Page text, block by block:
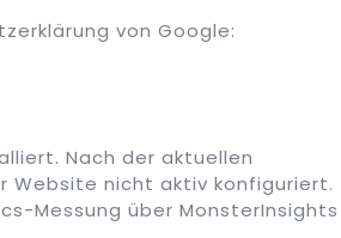
von Google:
Nach der aktuellen
Website nicht aktiv konfiguriert.
Messung über MonsterInsights